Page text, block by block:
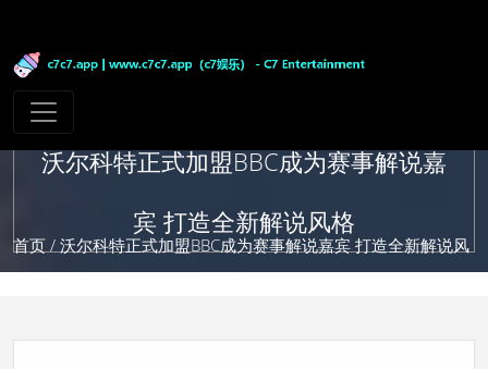
沃尔科特正式加盟BBC成为赛事解说嘉
宾 打造全新解说风格
首页 / 沃尔科特正式加盟BBC成为赛事解说嘉宾 打造全新解说风
格